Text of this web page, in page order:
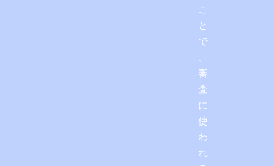
こ
と
で
審
査
に
使
わ
れ